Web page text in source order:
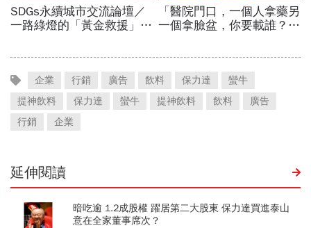
企業 行銷 廣告 飲料 保力達
蠻牛
提神飲料
保力達 蠻牛 提神飲料 飲料
廣告
行銷
企業
延伸閱讀
暗吃逾 1.2成股權 躍居第二大股東 保力達買進泰山
意在全家董事席次？